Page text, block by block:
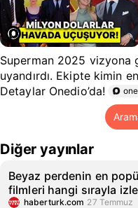
Superman 2025 vizyona
uyandırdı. Ekipte kimin
Detaylar Onedio’da!
Diğer yayınlar
Beyaz perdenin en
filmleri hangi sırayla
haberturk.com 27 Temmuz